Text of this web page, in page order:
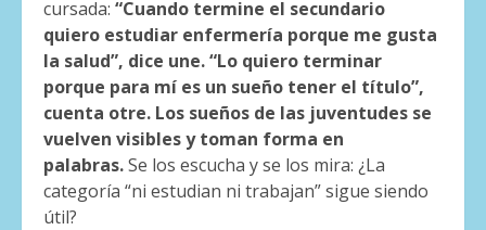
cursada: “Cuando termine el secundario
quiero estudiar enfermería porque me gusta
la salud”, dice une. “Lo quiero terminar
porque para mí es un sueño tener el título”,
cuenta otre. Los sueños de las juventudes se
vuelven visibles y toman forma en
palabras.Se los escucha y se los mira: ¿La
categoría “ni estudian ni trabajan” sigue siendo
útil?